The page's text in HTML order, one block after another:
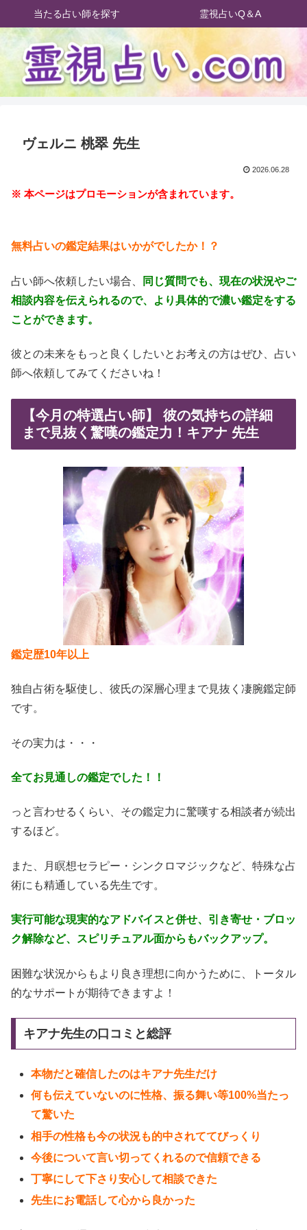
当たる占い師を探す 霊視占いQ＆A
ヴェルニ 桃翠 先生
2026.06.28
※ 本ページはプロモーションが含まれています。
無料占いの鑑定結果はいかがでしたか！？
占い師へ依頼したい場合、
同じ質問でも、現在の状況やご
相談内容を伝えられるので、より具体的で濃い鑑定をする
ことができます。
彼との未来をもっと良くしたいとお考えの方はぜひ、占い
師へ依頼してみてくださいね！
【今月の特選占い師】 彼の気持ちの詳細
まで見抜く驚嘆の鑑定力！キアナ 先生
鑑定歴10年以上
独自占術を駆使し、彼氏の深層心理まで見抜く凄腕鑑定師
です。
その実力は・・・
全てお見通しの鑑定でした！！
っと言わせるくらい、その鑑定力に驚嘆する相談者が続出
するほど。
また、月瞑想セラピー・シンクロマジックなど、特殊な占
術にも精通している先生です。
実行可能な現実的なアドバイスと併せ、引き寄せ・ブロッ
ク解除など、スピリチュアル面からもバックアップ。
困難な状況からもより良き理想に向かうために、トータル
的なサポートが期待できますよ！
キアナ先生の口コミと総評
本物だと確信したのはキアナ先生だけ
何も伝えていないのに性格、振る舞い等100%当たっ
て驚いた
相手の性格も今の状況も的中されててびっくり
今後について言い切ってくれるので信頼できる
丁寧にして下さり安心して相談できた
先生にお電話して心から良かった